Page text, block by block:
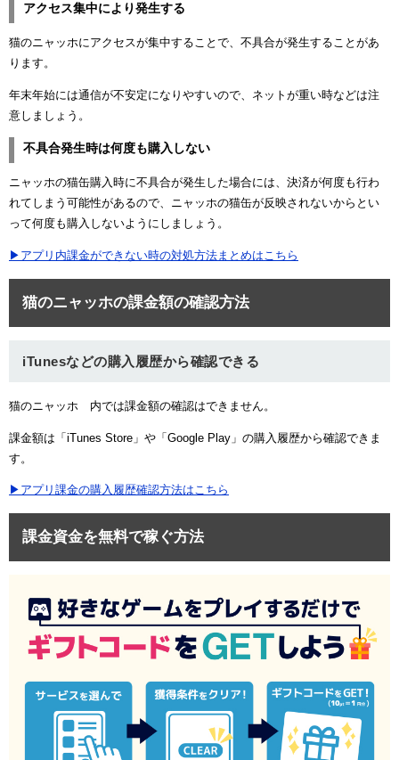
アクセス集中により発生する
猫のニャッホにアクセスが集中することで、不具合が発生することがあ
ります。
年末年始には通信が不安定になりやすいので、ネットが重い時などは注
意しましょう。
不具合発生時は何度も購入しない
ニャッホの猫缶購入時に不具合が発生した場合には、決済が何度も行わ
れてしまう可能性があるので、ニャッホの猫缶が反映されないからとい
って何度も購入しないようにしましょう。
▶アプリ内課金ができない時の対処方法まとめはこちら
猫のニャッホの課金額の確認方法
iTunesなどの購入履歴から確認できる
猫のニャッホ 内では課金額の確認はできません。
課金額は「iTunes Store」や「Google Play」の購入履歴から確認できま
す。
▶アプリ課金の購入履歴確認方法はこちら
課金資金を無料で稼ぐ方法